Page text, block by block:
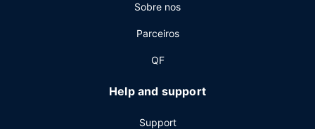
As principais comodidades incluem um business center
aberto 24 horas, Check-in rápido e registo de saída
de uma zona para conferências e de 4 salas de reuniões,
com uma área total de 372 metros quadrados. O
Sobre nos
Parceiros
QF
Help and support
Support